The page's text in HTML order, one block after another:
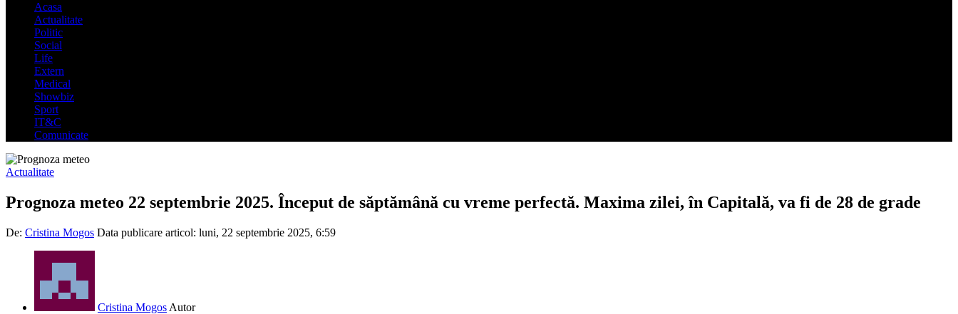
Acasa
Actualitate
Politic
Social
Life
Extern
Medical
Showbiz
Sport
IT&C
Comunicate
Actualitate
Prognoza meteo 22 septembrie 2025. Început de săptămână cu vreme perfectă. Maxima zilei, în Capitală, va fi de 28 de grade
De: Cristina Mogos Data publicare articol: luni, 22 septembrie 2025, 6:59
Cristina Mogos Autor